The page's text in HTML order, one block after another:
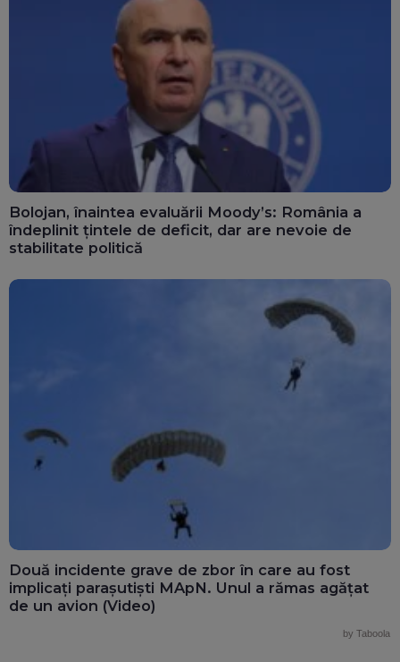
Bolojan, înaintea evaluării Moody’s: România a
îndeplinit țintele de deficit, dar are nevoie de
stabilitate politică
Două incidente grave de zbor în care au fost
implicați parașutiști MApN. Unul a rămas agățat
de un avion (Video)
by Taboola